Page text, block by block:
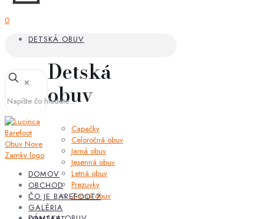
0
DETSKÁ OBUV
Detská
obuv
Capačky
Celoročná obuv
Jarná obuv
Jesenná obuv
Letná obuv
Prezuvky
Zimná obuv
✕
DOMOV
OBCHOD
ČO JE BAREFOOT?
GALÉRIA